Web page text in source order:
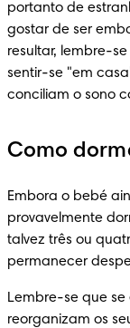
portanto de
gostar de ser
resultar, lembre-
sentir-se "em
conciliam o sono
Como
Embora o bebé
provavelmente
talvez três ou
permanecer
Lembre-se que se
reorganizam os